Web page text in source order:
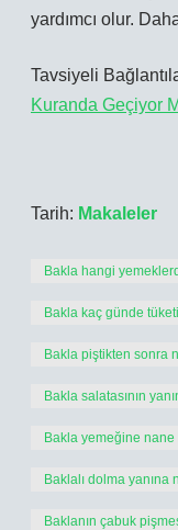
yardımcı olur.
Tavsiyeli
Kuranda Geçiyor
Tarih: Makaleler
Bakla hangi
Bakla kaç günde
Bakla piştikten sonra
Bakla salatasının
Bakla yemeğine nane
Baklalı dolma yanına
Baklanın çabuk